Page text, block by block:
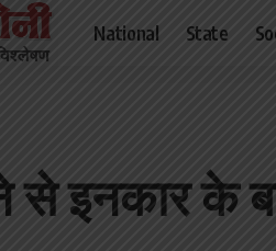
National State
से इनकार के